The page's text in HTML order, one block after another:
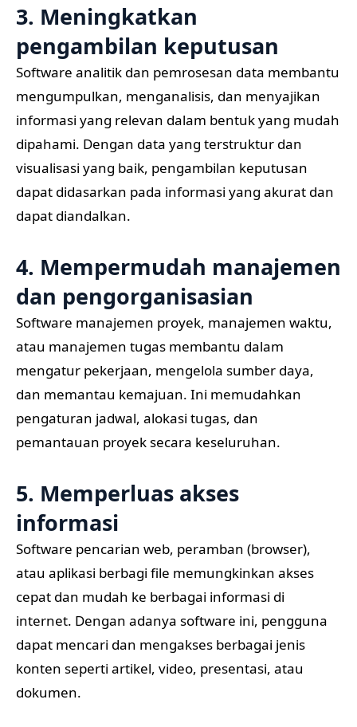
3. Meningkatkan
pengambilan keputusan
Software analitik dan pemrosesan data membantu
mengumpulkan, menganalisis, dan menyajikan
informasi yang relevan dalam bentuk yang mudah
dipahami. Dengan data yang terstruktur dan
visualisasi yang baik, pengambilan keputusan
dapat didasarkan pada informasi yang akurat dan
dapat diandalkan.
4. Mempermudah manajemen
dan pengorganisasian
Software manajemen proyek, manajemen waktu,
atau manajemen tugas membantu dalam
mengatur pekerjaan, mengelola sumber daya,
dan memantau kemajuan. Ini memudahkan
pengaturan jadwal, alokasi tugas, dan
pemantauan proyek secara keseluruhan.
5. Memperluas akses
informasi
Software pencarian web, peramban (browser),
atau aplikasi berbagi file memungkinkan akses
cepat dan mudah ke berbagai informasi di
internet. Dengan adanya software ini, pengguna
dapat mencari dan mengakses berbagai jenis
konten seperti artikel, video, presentasi, atau
dokumen.